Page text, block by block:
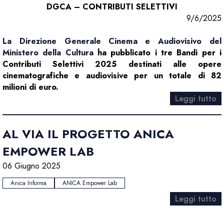
DGCA – CONTRIBUTI SELETTIVI
9/6/2025
La Direzione Generale Cinema e Audiovisivo del
Ministero della Culturaha pubblicato i tre Bandi per i
Contributi Selettivi 2025 destinati alle opere
cinematografiche e audiovisive per un totale di 82
milioni di euro.
Leggi tutto
AL VIA IL PROGETTO ANICA
EMPOWER LAB
06 Giugno 2025
Anica Informa ANICA Empower Lab
Leggi tutto